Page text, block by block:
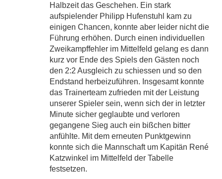
Halbzeit das Geschehen. Ein stark
aufspielender Philipp Hufenstuhl kam zu
einigen Chancen, konnte aber leider nicht die
Führung erhöhen. Durch einen individuellen
Zweikampffehler im Mittelfeld gelang es dann
kurz vor Ende des Spiels den Gästen noch
den 2:2 Ausgleich zu schiessen und so den
Endstand herbeizuführen. Insgesamt konnte
das Trainerteam zufrieden mit der Leistung
unserer Spieler sein, wenn sich der in letzter
Minute sicher geglaubte und verloren
gegangene Sieg auch ein bißchen bitter
anfühlte. Mit dem erneuten Punktgewinn
konnte sich die Mannschaft um Kapitän René
Katzwinkel im Mittelfeld der Tabelle
festsetzen.